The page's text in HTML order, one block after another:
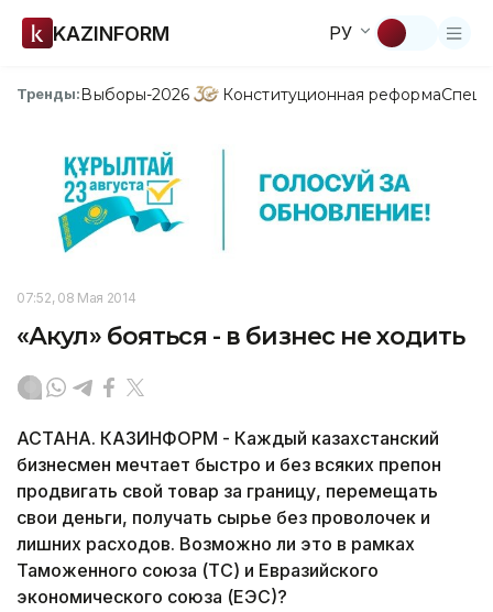
KAZINFORM РУ
Тренды:Выборы-2026 Конституционная реформа
07:52, 08 Мая 2014
«Акул» бояться - в бизнес не ходить
АСТАНА. КАЗИНФОРМ - Каждый казахстанский
бизнесмен мечтает быстро и без всяких препон
продвигать свой товар за границу, перемещать
свои деньги, получать сырье без проволочек и
лишних расходов. Возможно ли это в рамках
Таможенного союза (ТС) и Евразийского
экономического союза (ЕЭС)?